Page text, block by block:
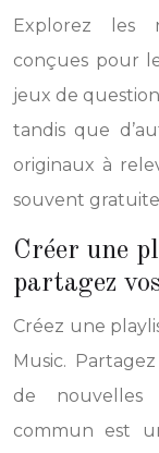
Explorez les
conçues pour
jeux de
tandis que
originaux à
souvent
Créer une
partagez
Créez une
Music.
de nouvelles
commun est